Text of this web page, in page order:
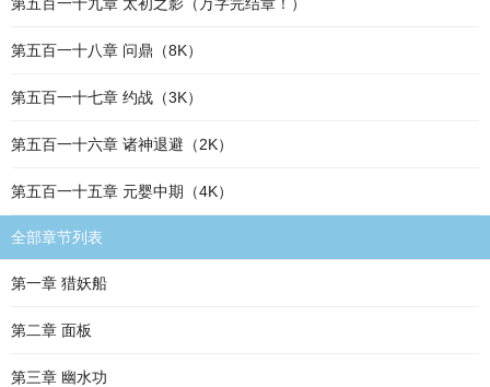
第五百一十八章 问鼎（8K）
第五百一十七章 约战（3K）
第五百一十六章 诸神退避（2K）
第五百一十五章 元婴中期（4K）
全部章节列表
第一章 猎妖船
第二章 面板
第三章 幽水功